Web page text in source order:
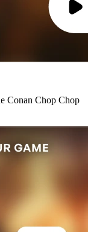
Conan Chop Chop